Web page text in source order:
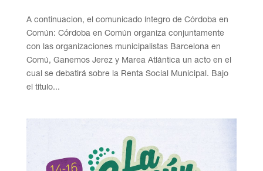
A continuacion, el comunicado íntegro de Córdoba en
Común: Córdoba en Común organiza conjuntamente
con las organizaciones municipalistas Barcelona en
Comú, Ganemos Jerez y Marea Atlántica un acto en el
cual se debatirá sobre la Renta Social Municipal. Bajo
el título...